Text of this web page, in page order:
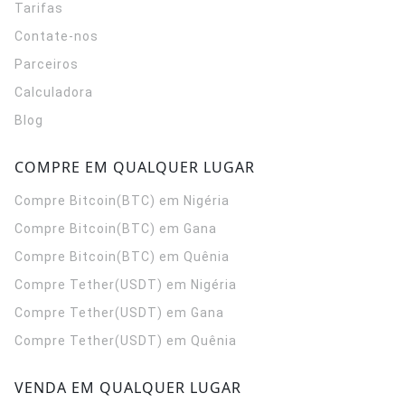
Tarifas
Contate-nos
Parceiros
Calculadora
Blog
COMPRE EM QUALQUER LUGAR
Compre Bitcoin(BTC) em Nigéria
Compre Bitcoin(BTC) em Gana
Compre Bitcoin(BTC) em Quênia
Compre Tether(USDT) em Nigéria
Compre Tether(USDT) em Gana
Compre Tether(USDT) em Quênia
VENDA EM QUALQUER LUGAR